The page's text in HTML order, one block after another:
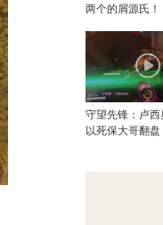
两个的屑源氏！
守望先锋：卢
以死保大哥翻盘